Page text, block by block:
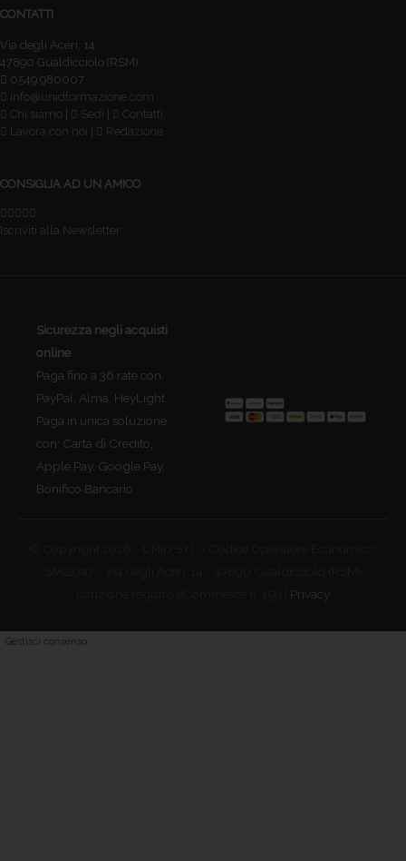
CONTATTI
Via degli Aceri, 14
47890 Gualdicciolo (RSM)
0549.980007
info@unidformazione.com
Chi siamo
Sedi
Contatti
Lavora con noi
Redazione
CONSIGLIA AD UN AMICO
Iscriviti alla Newsletter
Sicurezza negli acquisti
online
Paga fino a 36 rate con:
PayPal, Alma, HeyLight.
Paga in unica soluzione
con: Carta di Credito,
Apple Pay, Google Pay,
Bonifico Bancario.
Privacy
Gestisci consenso